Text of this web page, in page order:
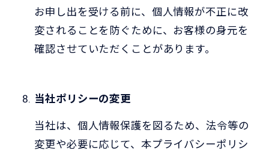
お申し出を受ける前に、個人情報が不正に改
変されることを防ぐために、お客様の身元を
確認させていただくことがあります。
当社ポリシーの変更
当社は、個人情報保護を図るため、法令等の
変更や必要に応じて、本プライバシーポリシ